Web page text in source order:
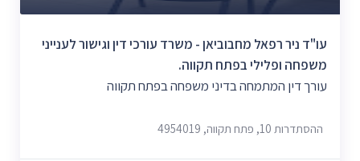
עו"ד ניר רפאל מחבוביאן - משרד עורכי דין וגישור לענייני
משפחה ופלילי בפתח תקווה.
עורך דין המתמחה בדיני משפחה בפתח תקווה
ההסתדרות 10, פתח תקווה, 4954019